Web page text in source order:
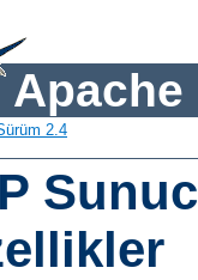
Apache
2.4